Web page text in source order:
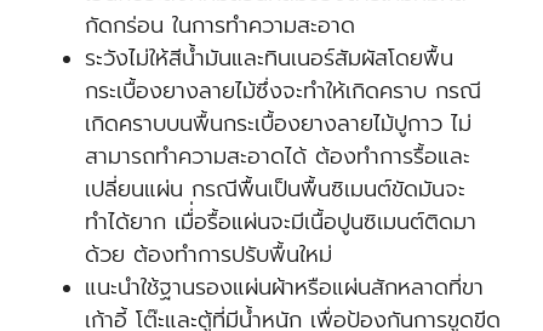
กัดกร่อน ในการทำความสะอาด
ระวังไม่ให้สีน้ำมันและทินเนอร์สัมผัสโดยพื้น
กระเบื้องยางลายไม้ซึ่งจะทำให้เกิดคราบ กรณี
เกิดคราบบนพื้นกระเบื้องยางลายไม้ปูกาว ไม่
สามารถทำความสะอาดได้ ต้องทำการรื้อและ
เปลี่ยนแผ่น กรณีพื้นเป็นพื้นซิเมนต์ขัดมันจะ
ทำได้ยาก เมื่่อรื้อแผ่นจะมีเนื้อปูนซิเมนต์ติดมา
ด้วย ต้องทำการปรับพื้นใหม่
แนะนำใช้ฐานรองแผ่นผ้าหรือแผ่นสักหลาดที่ขา
เก้าอี้ โต๊ะและตู้ที่มีน้ำหนัก เพื่อป้องกันการขูดขีด